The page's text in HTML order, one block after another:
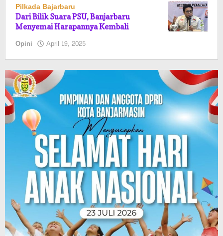
Pilkada Bajarbaru
Dari Bilik Suara PSU, Banjarbaru
Menyemai Harapannya Kembali
Opini April 19, 2025